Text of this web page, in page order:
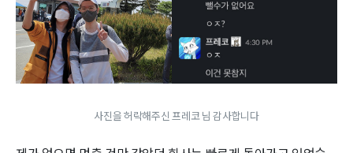
사진을 허락해주신 프레코 님 감사합니다